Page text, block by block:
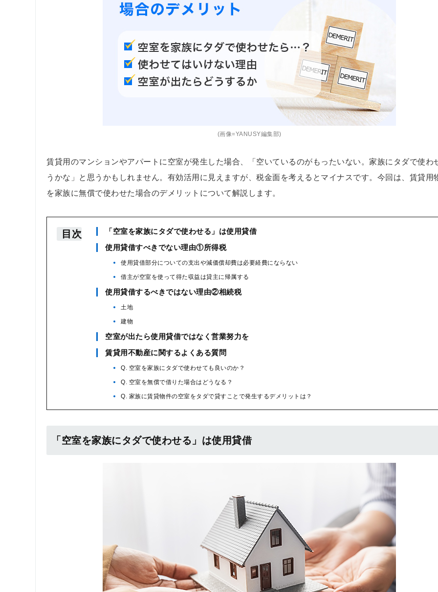
(画像=YANUSY編集部)
賃貸用のマンションやアパートに空室が発生した場合、「空いているのがもったいない。家族にタダで使わ
うかな」と思うかもしれません。有効活用に見えますが、税金面を考えるとマイナスです。今回は、賃貸用
を家族に無償で使わせた場合のデメリットについて解説します。
目次
「空室を家族にタダで使わせる」は使用貸借
使用貸借すべきでない理由①所得税
使用貸借部分についての支出や減価償却費は必要経費にならない
借主が空室を使って得た収益は貸主に帰属する
使用貸借するべきではない理由②相続税
土地
建物
空室が出たら使用貸借ではなく営業努力を
賃貸用不動産に関するよくある質問
Q. 空室を家族にタダで使わせても良いのか？
Q. 空室を無償で借りた場合はどうなる？
Q. 家族に賃貸物件の空室をタダで貸すことで発生するデメリットは？
「空室を家族にタダで使わせる」は使用貸借